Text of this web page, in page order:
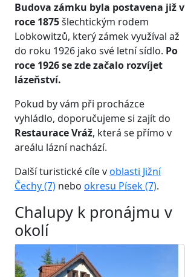
Budova zámku byla postavena již v
roce 1875šlechtickým rodem
Lobkowitzů, který zámek využíval až
do roku 1926 jako své letní sídlo. Po
roce 1926 se zde začalo rozvíjet
lázeňství.
Pokud by vám při procházce
vyhládlo, doporučujeme si zajít do
Restaurace Vráž, která se přímo v
areálu lázní nachází.
Další turistické cíle voblasti Jižní
Čechy (7) nebo okresu Písek (7).
Chalupy k pronájmu v
okolí